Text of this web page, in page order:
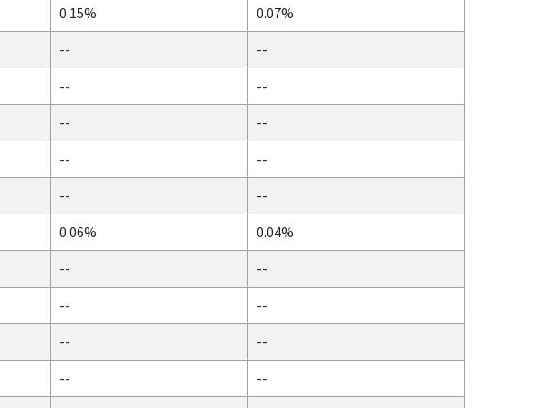
0.15%
0.07%
--
--
--
--
--
--
--
--
--
--
0.06%
0.04%
--
--
--
--
--
--
--
--